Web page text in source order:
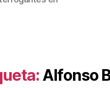
Alfonso